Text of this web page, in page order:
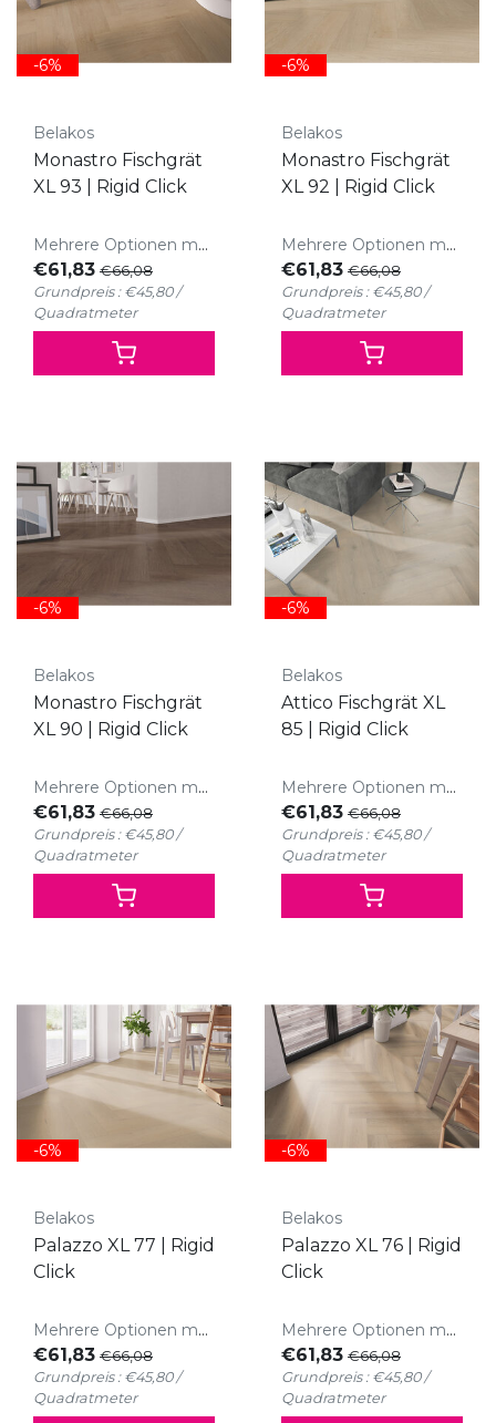
-6%
Belakos
Monastro Fischgrät
XL 93 | Rigid Click
Mehrere Optionen möglich
€61,83 €66,08
Grundpreis : €45,80 /
Quadratmeter
-6%
Belakos
Monastro Fischgrät
XL 92 | Rigid Click
Mehrere Optionen möglich
€61,83 €66,08
Grundpreis : €45,80 /
Quadratmeter
-6%
Belakos
Monastro Fischgrät
XL 90 | Rigid Click
Mehrere Optionen möglich
€61,83 €66,08
Grundpreis : €45,80 /
Quadratmeter
-6%
Belakos
Attico Fischgrät XL
85 | Rigid Click
Mehrere Optionen möglich
€61,83 €66,08
Grundpreis : €45,80 /
Quadratmeter
-6%
Belakos
Palazzo XL 77 | Rigid
Click
Mehrere Optionen möglich
€61,83 €66,08
Grundpreis : €45,80 /
Quadratmeter
-6%
Belakos
Palazzo XL 76 | Rigid
Click
Mehrere Optionen möglich
€61,83 €66,08
Grundpreis : €45,80 /
Quadratmeter